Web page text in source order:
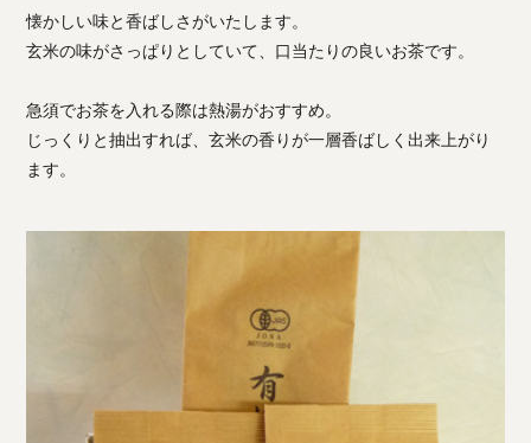
懐かしい味と香ばしさがいたします。
玄米の味がさっぱりとしていて、口当たりの良いお茶です。
急須でお茶を入れる際は熱湯がおすすめ。
じっくりと抽出すれば、玄米の香りが一層香ばしく出来上がり
ます。